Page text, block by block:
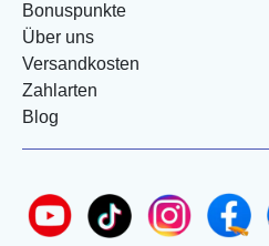
Bonuspunkte
Über uns
Versandkosten
Zahlarten
Blog